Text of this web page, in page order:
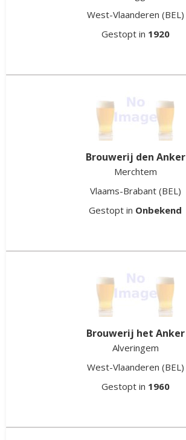
West-Vlaanderen (BEL)
Gestopt in 1920
Brouwerij den Anker
Merchtem
Vlaams-Brabant (BEL)
Gestopt in Onbekend
Brouwerij het Anker
Alveringem
West-Vlaanderen (BEL)
Gestopt in 1960